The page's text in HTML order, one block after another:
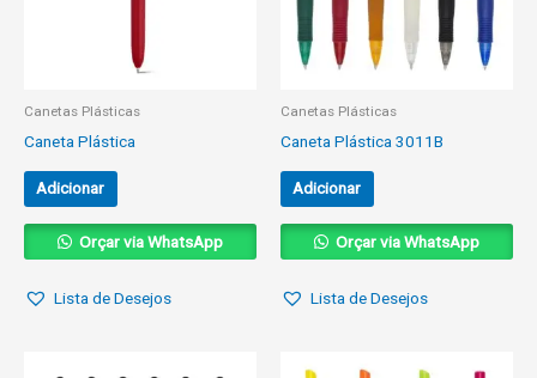
Canetas Plásticas
Caneta Plástica
Adicionar
Orçar via WhatsApp
Lista de Desejos
Canetas Plásticas
Caneta Plástica 3011B
Adicionar
Orçar via WhatsApp
Lista de Desejos